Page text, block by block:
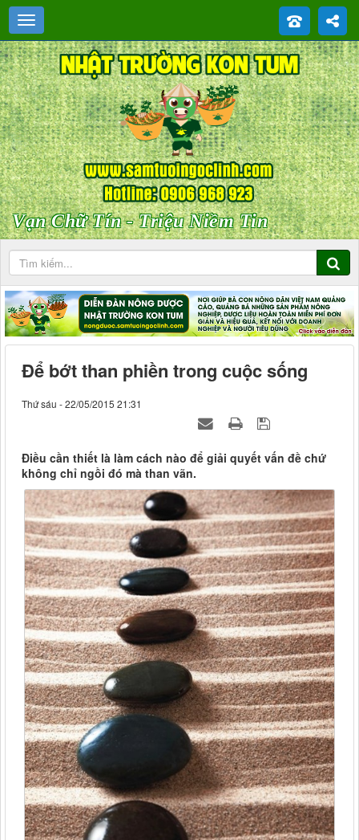
Vạn Chữ Tín - Triệu Niềm Tin
Để bớt than phiền trong cuộc sống
Thứ sáu - 22/05/2015 21:31
Điều cần thiết là làm cách nào để giải quyết vấn đề chứ
không chỉ ngồi đó mà than vãn.